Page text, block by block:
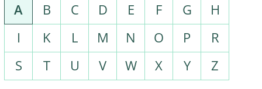
A B C D E F G
H
I
K L M N O P
R
S
T U V W X Y Z